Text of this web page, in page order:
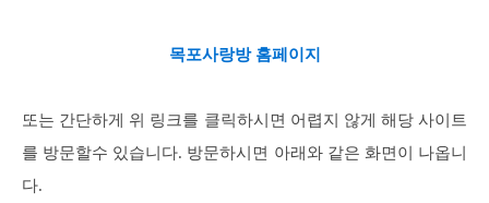
목포사랑방 홈페이지
또는 간단하게 위 링크를 클릭하시면 어렵지 않게 해당 사이트
를 방문할수 있습니다. 방문하시면 아래와 같은 화면이 나옵니
다.